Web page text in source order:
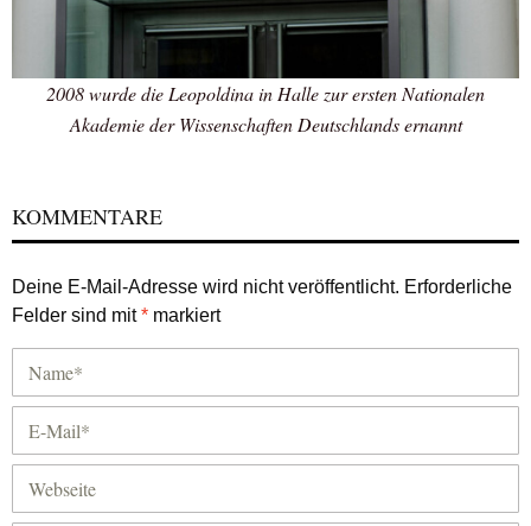
2008 wurde die Leopoldina in Halle zur ersten Nationalen
Akademie der Wissenschaften Deutschlands ernannt
KOMMENTARE
Deine E-Mail-Adresse wird nicht veröffentlicht. Erforderliche
Felder sind mit* markiert